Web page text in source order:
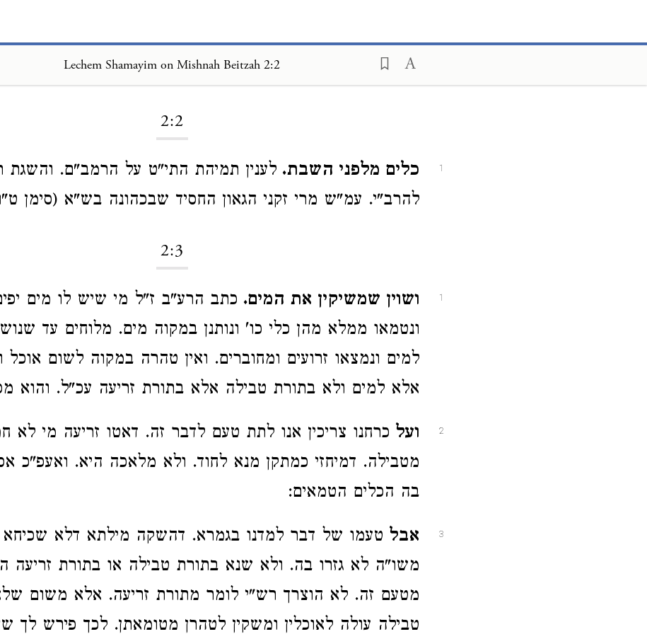
Lechem Shamayim on Mishnah Beitzah 2:2
2:2
1 כלים מלפני השבת. לענין תמיהת התי"ט על הרמב"ם. והשגת
להרב"י. עמ"ש מרי זקני הגאון החסיד שבכהונה בש"א (סימן
2:3
1 ושוין שמשיקין את המים. כתב הרע"ב ז"ל מי שיש לו מים
ונטמאו ממלא מהן כלי כו' ונותנן במקוה מים. מלוחים עד
למים ונמצאו זרועים ומחוברים. ואין טהרה במקוה לשום
אלא למים ולא בתורת טבילה אלא בתורת זריעה עכ"ל. והוא
2 ועל כרחנו צריכין אנו לתת טעם לדבר זה. דאטו זריעה מי לא
מטבילה. דמיחזי כמתקן מנא לחוד. ולא מלאכה היא. ואעפ"כ
בה הכלים הטמאים:
3 אבל טעמו של דבר למדנו בגמרא. דהשקה מילתא דלא שכיחא
משו"ה לא גזרו בה. ולא שנא בתורת טבילה או בתורת זריעה
מטעם זה. לא הוצרך רש"י לומר מתורת זריעה. אלא משום
טבילה עולה לאוכלין ומשקין לטהרן מטומאתן. לכך פירש לך